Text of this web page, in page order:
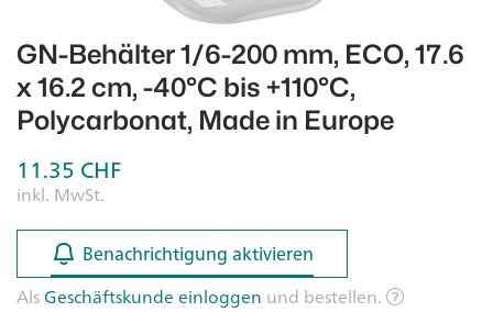
GN-Behälter 1/6-200 mm, ECO, 17.6
x 16.2 cm, -40°C bis +110°C,
Polycarbonat, Made in Europe
11.35 CHF
inkl. MwSt.
Benachrichtigung aktivieren
Benachrichtigung aktivieren
AlsGeschäftskunde einloggen und bestellen.